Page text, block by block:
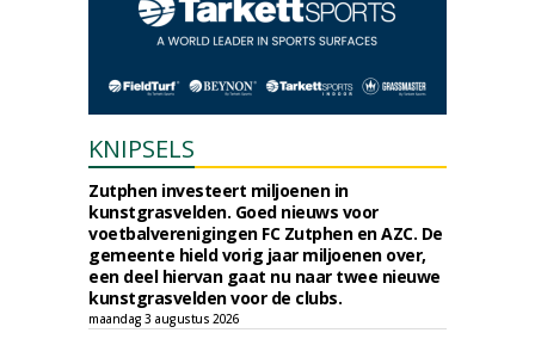
KNIPSELS
Zutphen investeert miljoenen in
kunstgrasvelden. Goed nieuws voor
voetbalverenigingen FC Zutphen en AZC. De
gemeente hield vorig jaar miljoenen over,
een deel hiervan gaat nu naar twee nieuwe
kunstgrasvelden voor de clubs.
maandag 3 augustus 2026